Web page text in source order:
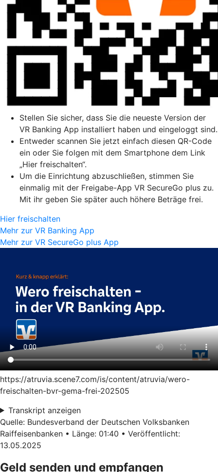
Stellen Sie sicher, dass Sie die neueste Version der
VR Banking App installiert haben und eingeloggt sind.
Entweder scannen Sie jetzt einfach diesen QR-Code
ein oder Sie folgen mit dem Smartphone dem Link
„Hier freischalten“.
Um die Einrichtung abzuschließen, stimmen Sie
einmalig mit der Freigabe-App VR SecureGo plus zu.
Mit ihr geben Sie später auch höhere Beträge frei.
Hier freischalten
Mehr zur VR Banking App
Mehr zur VR SecureGo plus App
https://atruvia.scene7.com/is/content/atruvia/wero-
freischalten-bvr-gema-frei-202505
Transkript anzeigen
Quelle: Bundesverband der Deutschen Volksbanken
Raiffeisenbanken • Länge: 01:40 • Veröffentlicht:
13.05.2025
Geld senden und empfangen